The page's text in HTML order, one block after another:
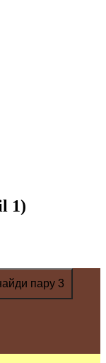
1)
пару 3